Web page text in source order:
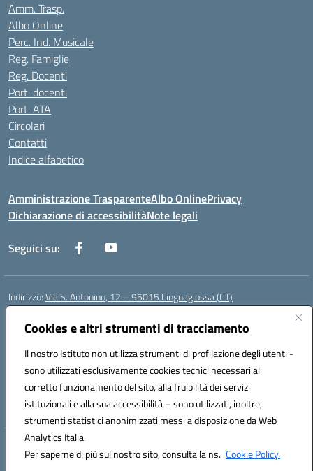
Cookies e altri strumenti di tracciamento
Il nostro Istituto non utilizza strumenti di profilazione degli utenti -
sono utilizzati esclusivamente cookies tecnici necessari al
corretto funzionamento del sito, alla fruibilità dei servizi
istituzionali e alla sua accessibilità – sono utilizzati, inoltre,
strumenti statistici anonimizzati messi a disposizione da Web
Analytics Italia.
Per saperne di più sul nostro sito, consulta la ns. Cookie Policy.
Amm. Trasp.
Albo Online
Perc. Ind. Musicale
Reg. Famiglie
Reg. Docenti
Port. docenti
Port. ATA
Circolari
Contatti
Indice alfabetico
Amministrazione TrasparenteAlbo OnlinePrivacy
Dichiarazione di accessibilitàNote legali
Seguici su:
Indirizzo:Via S. Antonino, 12 – 95015 Linguaglossa (CT)
Centralino:
Posta elettronica certificata (PEC):ctic83200r@pec.istruzione.it
Codice fiscale: 83002470876
Codice meccanografico:CTIC83200R
Codice Indice delle Pubbliche Amministrazioni (IPA): istsc_CTIC83200R
Codice unico di fatturazione (CUF): UF7TEB
Hosting & Powered by 3D Solution S.r.l.
Concept & Design by Designers Italia